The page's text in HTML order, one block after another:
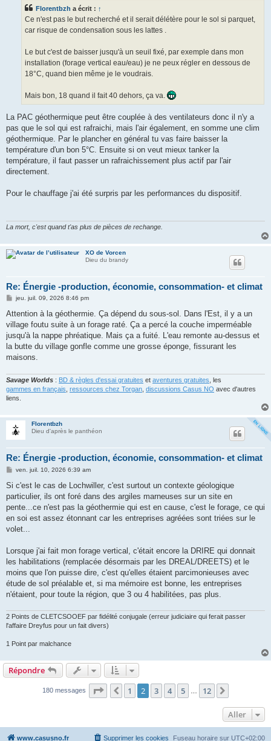
Florentbzh a écrit : ↑
Ce n'est pas le but recherché et il serait délétère pour le sol si parquet,
car risque de condensation sous les lattes .
Le but c'est de baisser jusqu'à un seuil fixé, par exemple dans mon
installation (forage vertical eau/eau) je ne peux régler en dessous de
18°C, quand bien même je le voudrais.
Mais bon, 18 quand il fait 40 dehors, ça va.
La PAC géothermique peut être couplée à des ventilateurs donc il n'y a
pas que le sol qui est rafraichi, mais l'air également, en somme une clim
géothermique. Par le plancher en général tu vas faire baisser la
température d'un bon 5°C. Ensuite si on veut mieux tanker la
température, il faut passer un rafraichissement plus actif par l'air
directement.
Pour le chauffage j'ai été surpris par les performances du dispositif.
La mort, c'est quand t'as plus de pièces de rechange.
XO de Vorcen
Dieu du brandy
Re: Énergie -production, économie, consommation- et climat
M
s
a
g
jeu. juil. 09, 2026 8:46 pm
Attention à la géothermie. Ça dépend du sous-sol. Dans l'Est, il y a un
village foutu suite à un forage raté. Ça a percé la couche imperméable
jusqu'à la nappe phréatique. Mais ça a fuité. L'eau remonte au-dessus et
la butte du village gonfle comme une grosse éponge, fissurant les
maisons.
Savage Worlds : BD & règles d'essai gratuites et aventures gratuites , les
gammes en français ressources chez Torgan discussions Casus NO avec d'autres
liens.
Florentbzh
Dieu d'après le panthéon
Re: Énergie -production, économie, consommation- et climat
M
a
g
ven. juil. 10, 2026 6:39 am
Si c'est le cas de Lochwiller, c'est surtout un contexte géologique
particulier, ils ont foré dans des argiles marneuses sur un site en
pente...ce n'est pas la géothermie qui est en cause, c'est le forage, ce qui
en soi est assez étonnant car les entreprises agréées sont triées sur le
volet...
Lorsque j'ai fait mon forage vertical, c'était encore la DRIRE qui donnait
les habilitations (remplacée désormais par les DREAL/DREETS) et le
moins que l'on puisse dire, c'est qu'elles étaient parcimonieuses avec
étude de sol préalable et, si ma mémoire est bonne, les entreprises
n'étaient, pour toute la région, que 3 ou 4 habilitées, pas plus.
2 Points de CLETCSOOEF par fidélité conjugale (erreur judiciaire qui ferait passer
l'affaire Dreyfus pour un fait divers)
1 Point par malchance
Répondre
180 messages Page sur12
Précédent
1 2 3 4 5 12
Aller
www.casusno.fr Fuseau horaire sur UTC+02:00
Supprimer les cookies